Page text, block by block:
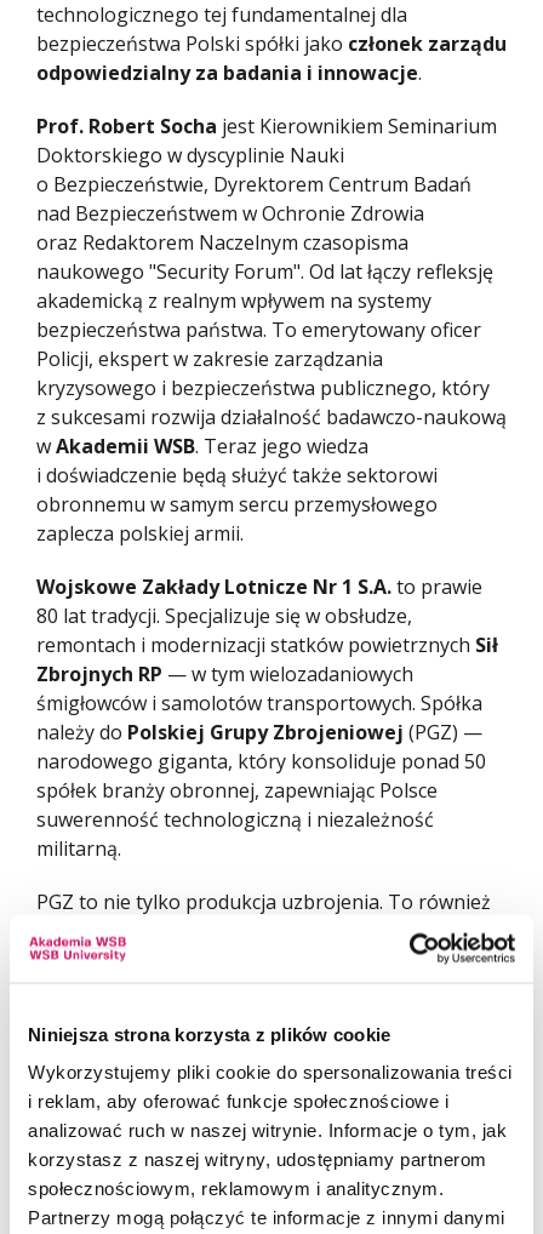
Niniejsza strona korzysta z plików cookie
Wykorzystujemy pliki cookie do spersonalizowania treści
i reklam, aby oferować funkcje społecznościowe i
analizować ruch w naszej witrynie. Informacje o tym, jak
korzystasz z naszej witryny, udostępniamy partnerom
społecznościowym, reklamowym i analitycznym.
Partnerzy mogą połączyć te informacje z innymi danymi
technologicznego tej fundamentalnej dla
bezpieczeństwa Polski spółki jako członek zarządu
odpowiedzialny za badania i innowacje.
Prof. Robert Socha jest Kierownikiem Seminarium
Doktorskiego w dyscyplinie Nauki
o Bezpieczeństwie, Dyrektorem Centrum Badań
nad Bezpieczeństwem w Ochronie Zdrowia
oraz Redaktorem Naczelnym czasopisma
naukowego "Security Forum". Od lat łączy refleksję
akademicką z realnym wpływem na systemy
bezpieczeństwa państwa. To emerytowany oficer
Policji, ekspert w zakresie zarządzania
kryzysowego i bezpieczeństwa publicznego, który
z sukcesami rozwija działalność badawczo-naukową
wAkademii WSB. Teraz jego wiedza
i doświadczenie będą służyć także sektorowi
obronnemu w samym sercu przemysłowego
zaplecza polskiej armii.
Wojskowe Zakłady Lotnicze Nr 1 S.A.to prawie
80 lat tradycji. Specjalizuje się w obsłudze,
remontach i modernizacji statków powietrznych Sił
Zbrojnych RP — w tym wielozadaniowych
śmigłowców i samolotów transportowych. Spółka
należy do Polskiej Grupy Zbrojeniowej (PGZ) —
narodowego giganta, który konsoliduje ponad 50
spółek branży obronnej, zapewniając Polsce
suwerenność technologiczną i niezależność
militarną.
PGZ to nie tylko produkcja uzbrojenia. To również
rozwój nowoczesnych systemów dowodzenia,
łączności i cyberbezpieczeństwa. Obecność prof.
innowacja i kompetencje interdyscyplinarne.